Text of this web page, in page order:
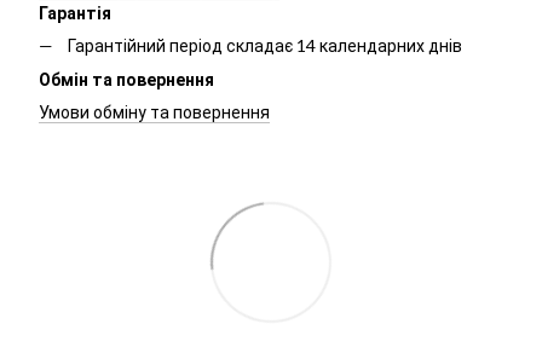
Гарантія
Гарантійний період складає 14 календарних днів
Обмін та повернення
Умови обміну та повернення